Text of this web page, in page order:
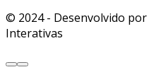
© 2024 - Desenvolvido
Interativas